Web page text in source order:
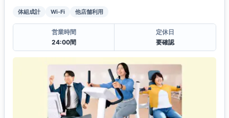
体組成計 Wi-Fi 他店舗利用
営業時間
24:00間
定休日
要確認